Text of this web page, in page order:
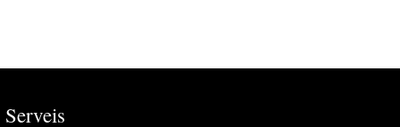
Serveis